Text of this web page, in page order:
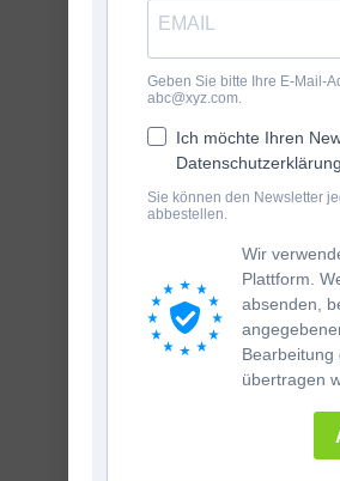
A schneidige Musi 2
21.90 inkl. Mwst
In den Warenkorb
Geben Sie bitte Ihre E-Mail-
abc@xyz.com.
Ich möchte Ihren
Datenschutzerklärung.
Sie können den Newsletter
abbestellen.
Wir
Plattform.
absenden,
Bearbeitung
übertragen